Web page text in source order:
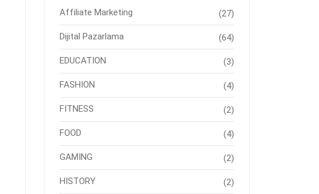
Affiliate Marketing (27)
Dijital Pazarlama (64)
EDUCATION (3)
FASHION (4)
FITNESS (2)
FOOD (4)
GAMING (2)
HISTORY (2)